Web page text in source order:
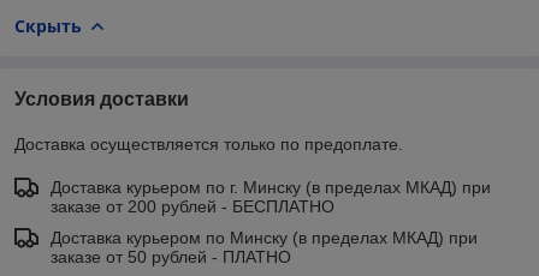
Скрыть
Условия доставки
Доставка осуществляется только по предоплате.
Доставка курьером по г. Минску (в пределах МКАД) при
заказе от 200 рублей - БЕСПЛАТНО
Доставка курьером по Минску (в пределах МКАД) при
заказе от 50 рублей - ПЛАТНО